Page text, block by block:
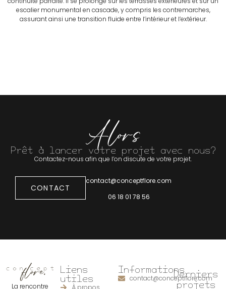
escalier monumental en cascade, y compris les contremarches,
assurant ainsi une transition fluide entre l’intérieur et l’extérieur.
Alors
Prêt à lancer votre projet avec nous?
Contactez-nous afin que l’on discute de votre projet.
CONTACT
contact@conceptflore.com
06 18 01 78 56
La rencontre
Liens
utiles
À propos
Informations
contact@conceptflore.com
Derniers
projets